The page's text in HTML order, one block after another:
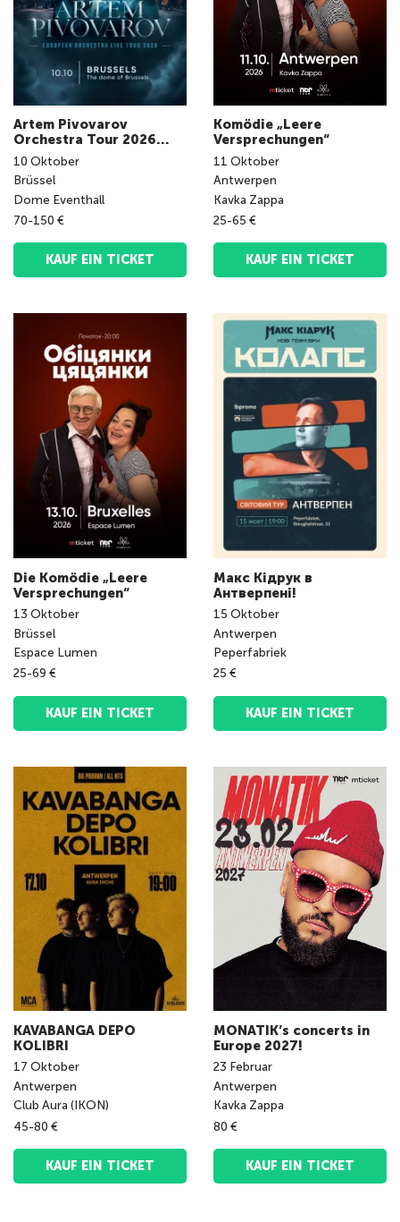
Artem Pivovarov
Orchestra Tour 2026
(Bruxelles)
10 Oktober
Brüssel
Dome Eventhall
70-150 €
KAUF EIN TICKET
Komödie „Leere
Versprechungen“
11 Oktober
Antwerpen
Kavka Zappa
25-65 €
KAUF EIN TICKET
Die Komödie „Leere
Versprechungen“
13 Oktober
Brüssel
Espace Lumen
25-69 €
KAUF EIN TICKET
Макс Кідрук в
Антверпені!
15 Oktober
Antwerpen
Peperfabriek
25 €
KAUF EIN TICKET
KAVABANGA DEPO
KOLIBRI
17 Oktober
Antwerpen
Club Aura (IKON)
45-80 €
KAUF EIN TICKET
MONATIK’s concerts in
Europe 2027!
23 Februar
Antwerpen
Kavka Zappa
80 €
KAUF EIN TICKET